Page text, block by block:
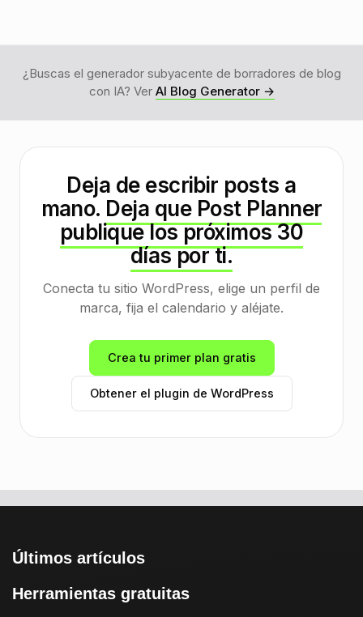
¿Buscas el generador subyacente de borradores de blog
con IA? Ver AI Blog Generator →
Deja de escribir posts a
mano. Deja que Post Planner
publique los próximos 30
días por ti.
Conecta tu sitio WordPress, elige un perfil de
marca, fija el calendario y aléjate.
Crea tu primer plan gratis
Obtener el plugin de WordPress
Últimos artículos
Herramientas gratuitas